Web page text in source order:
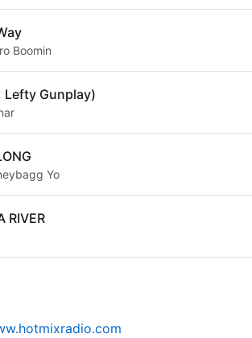
Boomin
Gunplay)
Yo
RIVER